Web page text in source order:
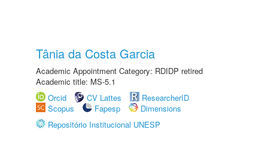
Tânia da Costa Garcia
Academic Appointment Category: RDIDP retired
Academic title: MS-5.1
Orcid
CV Lattes
ResearcherID
Scopus
Fapesp
Dimensions
Repositório Institucional UNESP